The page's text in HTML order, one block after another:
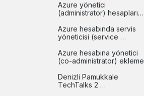
go)
Azure yönetici
(administrator) hesapları
Azure hesabında servis
yöneticisi (service
Azure hesabına yönetici
(co-administrator) ekleme
Denizli Pamukkale
TechTalks 2